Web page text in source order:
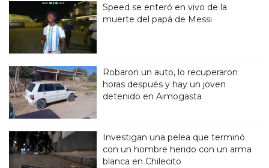
Speed se enteró en vivo de la
muerte del papá de Messi
Robaron un auto, lo recuperaron
horas después y hay un joven
detenido en Aimogasta
Investigan una pelea que terminó
con un hombre herido con un arma
blanca en Chilecito